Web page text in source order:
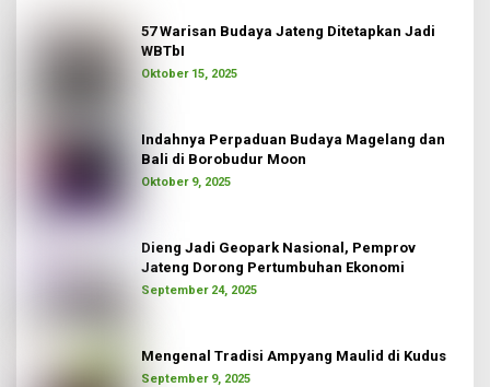
57 Warisan Budaya Jateng Ditetapkan Jadi
WBTbI
Oktober 15, 2025
Indahnya Perpaduan Budaya Magelang dan
Bali di Borobudur Moon
Oktober 9, 2025
Dieng Jadi Geopark Nasional, Pemprov
Jateng Dorong Pertumbuhan Ekonomi
September 24, 2025
Mengenal Tradisi Ampyang Maulid di Kudus
September 9, 2025